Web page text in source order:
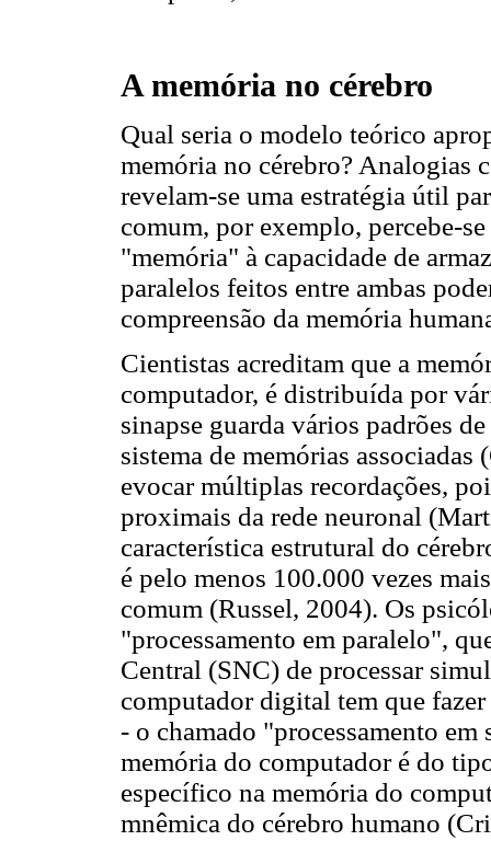
A memória no cérebro
Qual seria o modelo teórico
memória no cérebro? Analogias
revelam-se uma estratégia útil
comum, por exemplo, percebe-
"memória" à capacidade de
paralelos feitos entre ambas
compreensão da memória
Cientistas acreditam que a
computador, é distribuída por
sinapse guarda vários padrões
sistema de memórias
evocar múltiplas recordações,
proximais da rede neuronal
característica estrutural do
é pelo menos 100.000 vezes
comum (Russel, 2004). Os
"processamento em paralelo",
Central (SNC) de processar
computador digital tem que fazer
- o chamado "processamento
memória do computador é do
específico na memória do
mnêmica do cérebro humano